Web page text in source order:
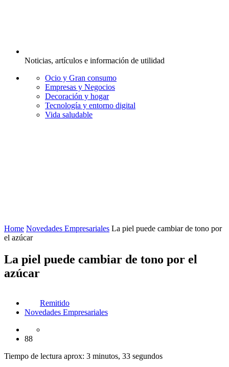
Noticias, artículos e información de utilidad
Ocio y Gran consumo
Empresas y Negocios
Decoración y hogar
Tecnología y entorno digital
Vida saludable
Home Novedades Empresariales La piel puede cambiar de tono por
el azúcar
La piel puede cambiar de tono por el
azúcar
Remitido
Novedades Empresariales
88
Tiempo de lectura aprox: 3 minutos, 33 segundos